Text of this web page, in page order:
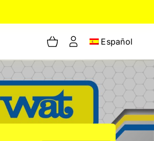
Español